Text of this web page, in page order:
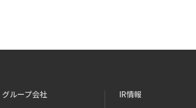
グループ会社 IR情報